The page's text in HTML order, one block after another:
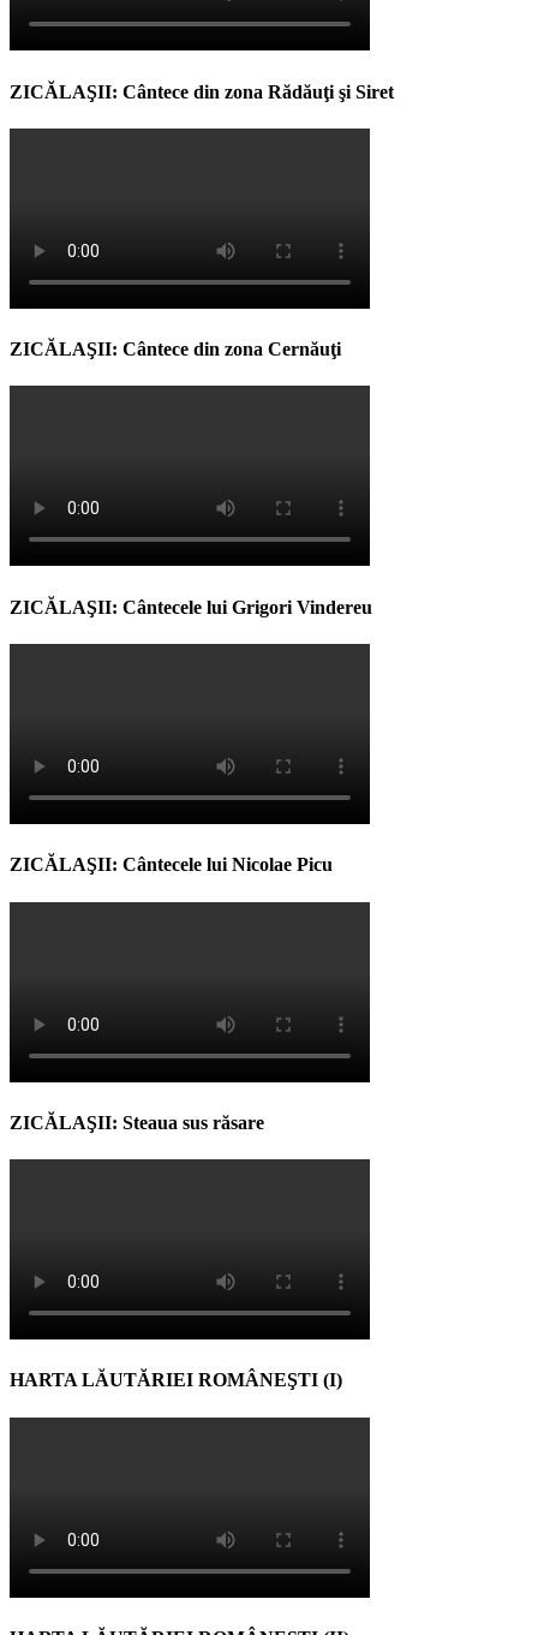
ZICĂLAŞII: Cântece din zona Rădăuţi şi Siret
ZICĂLAŞII: Cântece din zona Cernăuţi
ZICĂLAŞII: Cântecele lui Grigori Vindereu
ZICĂLAŞII: Cântecele lui Nicolae Picu
ZICĂLAŞII: Steaua sus răsare
HARTA LĂUTĂRIEI ROMÂNEŞTI (I)